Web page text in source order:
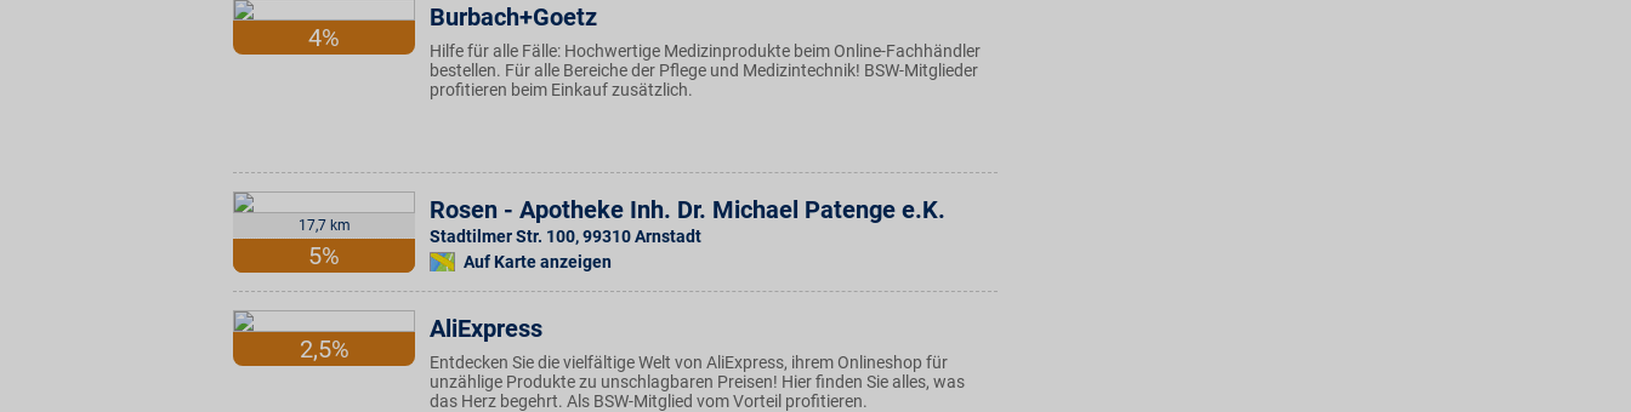
4%
Burbach+Goetz
Hilfe für alle Fälle: Hochwertige Medizinprodukte beim Online-Fachhändler
bestellen. Für alle Bereiche der Pflege und Medizintechnik! BSW-Mitglieder
profitieren beim Einkauf zusätzlich.
17,7 km
5%
Rosen - Apotheke Inh. Dr. Michael Patenge e.K.
Stadtilmer Str. 100,99310Arnstadt
Auf Karte anzeigen
2,5%
AliExpress
Entdecken Sie die vielfältige Welt von AliExpress, ihrem Onlineshop für
unzählige Produkte zu unschlagbaren Preisen! Hier finden Sie alles, was
das Herz begehrt. Als BSW-Mitglied vom Vorteil profitieren.